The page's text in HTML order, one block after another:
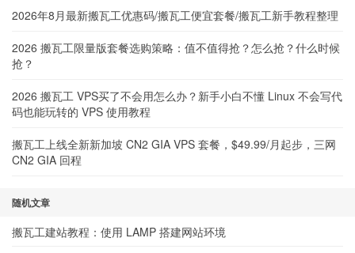
2026年8月最新搬瓦工优惠码/搬瓦工便宜套餐/搬瓦工新手教程整理
2026 搬瓦工限量版套餐选购策略：值不值得抢？怎么抢？什么时候
抢？
2026 搬瓦工 VPS买了不会用怎么办？新手小白不懂 Linux 不会写代
码也能玩转的 VPS 使用教程
搬瓦工上线全新新加坡 CN2 GIA VPS 套餐，$49.99/月起步，三网
CN2 GIA 回程
随机文章
搬瓦工建站教程：使用 LAMP 搭建网站环境